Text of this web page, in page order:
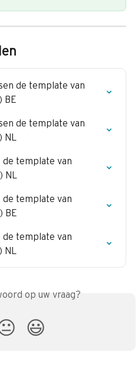
de template van
BE
de template van
NL
de template van
NL
de template van
BE
de template van
NL
op uw vraag?
😃